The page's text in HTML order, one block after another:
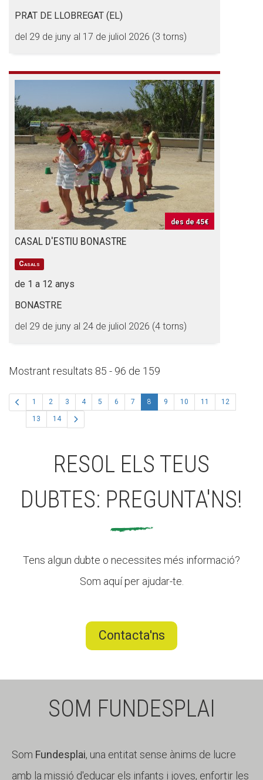
PRAT DE LLOBREGAT (EL)
del 29 de juny al 17 de juliol 2026 (3 torns)
des de 45€
CASAL D'ESTIU BONASTRE
Casals
de 1 a 12 anys
BONASTRE
del 29 de juny al 24 de juliol 2026 (4 torns)
Mostrant resultats 85 - 96 de 159
1 2 3 4 5 6 7 8 (actual)
9 10 11 12
13 14
RESOL ELS TEUS
DUBTES: PREGUNTA'NS!
Tens algun dubte o necessites més informació?
Som aquí per ajudar-te.
Contacta'ns
SOM FUNDESPLAI
Som Fundesplai, una entitat sense ànims de lucre
amb la missió d'educar els infants i joves, enfortir les